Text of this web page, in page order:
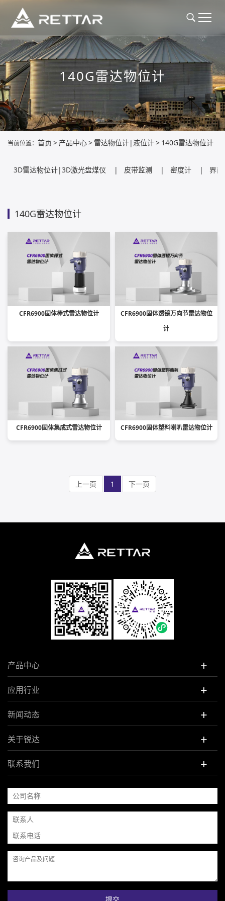
140G雷达物位计
当前位置： 首页 > 产品中心> 雷达物位计|液位计> 140G雷达物位计
3D雷达物位计|3D激光盘煤仪 | 皮带监测 | 密度计 | 界
140G雷达物位计
CFR6900固体棒式雷达物位计
CFR6900固体透镜万向节雷达物位
计
CFR6900固体集成式雷达物位计 CFR6900固体塑料喇叭雷达物位计
上一页 1 下一页
产品中心 +
应用行业 +
新闻动态 +
关于锐达 +
联系我们 +